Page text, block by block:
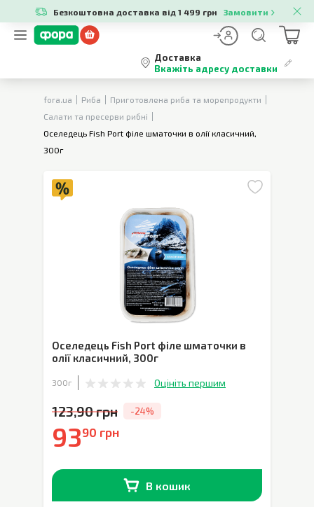
Безкоштовна доставка від 1 499 грн Замовити
Доставка
Вкажіть адресу доставки
fora.ua Риба
Приготовлена риба та морепродукти
Салати та пресерви рибні
Оселедець Fish Port філе шматочки в олії класичний,
300г
Оселедець Fish Port філе шматочки в
олії класичний, 300г
300г Оцініть першим
123,90 грн -24%
9390 грн
В кошик